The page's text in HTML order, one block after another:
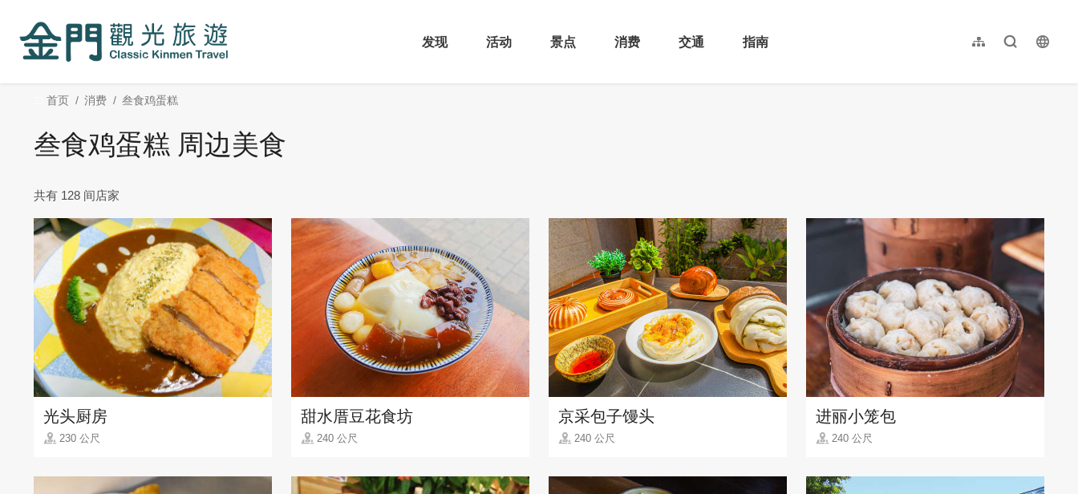
内
发现
活动 景点 消费 交通 指南 网站导览全文检索
繁體中文
首页 消费 叁食鸡蛋糕
叁食鸡蛋糕 周边美食
共有 128 间店家
光头厨房
230 公尺
甜水厝豆花食坊
240 公尺
京采包子馒头
240 公尺
进丽小笼包
240 公尺